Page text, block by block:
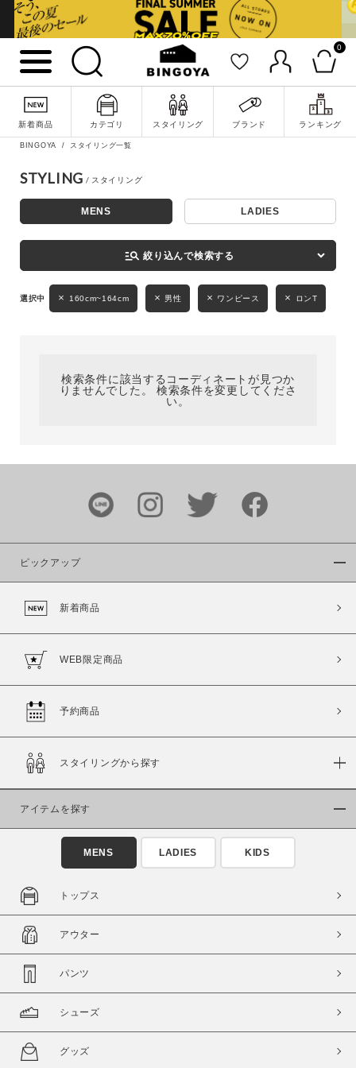
0
新着商品 カテゴリ スタイリング ブランド ランキング
詳細検索
LADIES
カラー
価格
～
商品タイプ
通常商品 予約商品
在庫
在庫あり 在庫なし含む
BINGOYA スタイリング一覧
STYLING
MENS LADIES
manage_search 絞り込んで検索する
160cm~164cm 男性 ワンピース ロンT
検索条件に該当するコーディネートが見つか
りませんでした。 検索条件を変更してくださ
い。
ピックアップ
新着商品
WEB限定商品
予約商品
スタイリングから探す
アイテムを探す
MENS LADIES KIDS
トップス
アウター
パンツ
シューズ
グッズ